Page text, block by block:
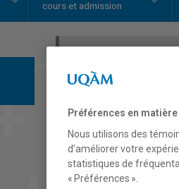
cours et admission
COURS
Préférences en
Nous utilisons des
d’améliorer votre
statistiques de
« Préférences ».